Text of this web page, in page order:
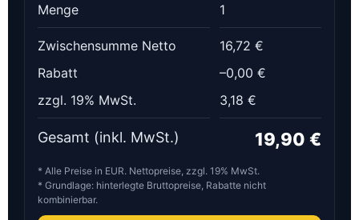
Menge
1
Zwischensumme Netto
16,72 €
Rabatt
–0,00 €
zzgl. 19% MwSt.
3,18 €
Gesamt (inkl. MwSt.) 19,90 €
* Alle Preise in EUR. Nettopreise, zzgl. 19% MwSt.
* Grundlage: hinterlegte Bruttopreise, Rabatte nicht
kombinierbar.